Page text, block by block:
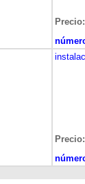
Precio: